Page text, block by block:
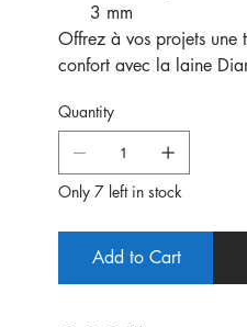
3 mm
Offrez à vos projets une
confort avec la laine
Quantity
Only 7 left in stock
Add to Cart